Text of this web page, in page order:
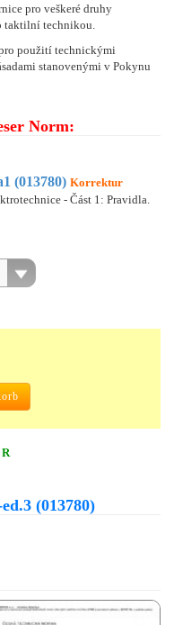
pro veškeré druhy
taktilní technikou.
použití technickými
stanovenými v Pokynu
Norm:
(013780) Korrektur
- Část 1: Pravidla.
(013780)